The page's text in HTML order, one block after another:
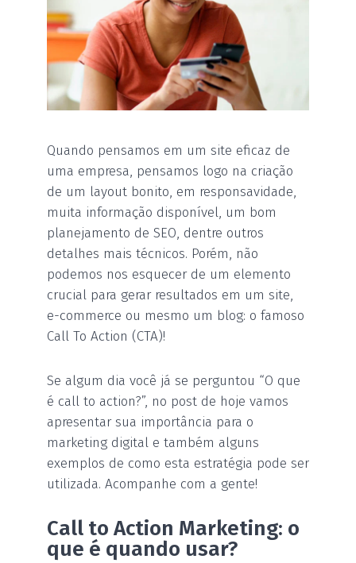
Quando pensamos em um site eficaz de
uma empresa, pensamos logo na criação
de um layout bonito, em responsavidade,
muita informação disponível, um bom
planejamento de SEO, dentre outros
detalhes mais técnicos. Porém, não
podemos nos esquecer de um elemento
crucial para gerar resultados em um site,
e-commerce ou mesmo um blog: o famoso
Call To Action (CTA)!
Se algum dia você já se perguntou “O que
é call to action?”, no post de hoje vamos
apresentar sua importância para o
marketing digital e também alguns
exemplos de como esta estratégia pode ser
utilizada. Acompanhe com a gente!
Call to Action Marketing: o
que é quando usar?